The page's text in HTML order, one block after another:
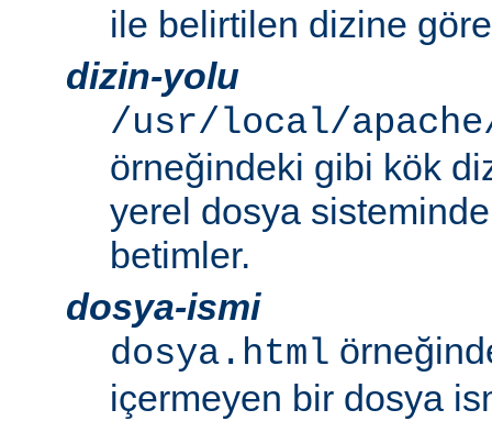
ile belirtilen dizine göre
dizin-yolu
/usr/local/
örneğindeki gibi kök
yerel dosya
betimler.
dosya-ismi
dosya.html
içermeyen bir dosya